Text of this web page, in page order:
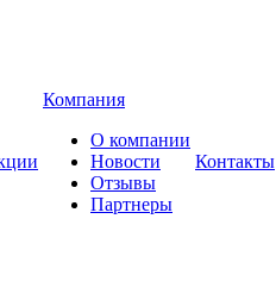
Компания
О компании
Новости
Отзывы
Партнеры
Контакты